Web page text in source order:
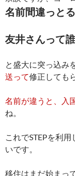
名前間違っと
友井さんって
と盛大に突っ込み
送って修正しても
名前が違うと、入
ね。
これでSTEPを利
いです。
移住はまだ始まっ